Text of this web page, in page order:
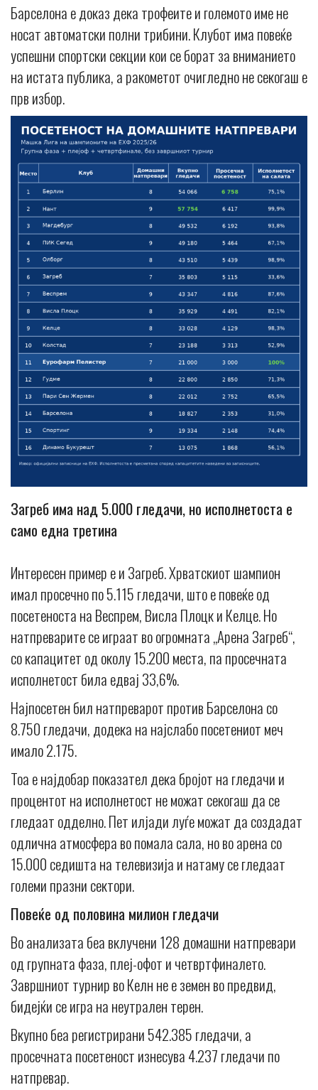
Барселона е доказ дека трофеите и големото име не
носат автоматски полни трибини. Клубот има повеќе
успешни спортски секции кои се борат за вниманието
на истата публика, а ракометот очигледно не секогаш е
прв избор.
Загреб има над 5.000 гледачи, но исполнетоста е
само една третина
Интересен пример е и Загреб. Хрватскиот шампион
имал просечно по 5.115 гледачи, што е повеќе од
посетеноста на Веспрем, Висла Плоцк и Келце. Но
натпреварите се играат во огромната „Арена Загреб“,
со капацитет од околу 15.200 места, па просечната
исполнетост била едвај 33,6%.
Најпосетен бил натпреварот против Барселона со
8.750 гледачи, додека на најслабо посетениот меч
имало 2.175.
Тоа е најдобар показател дека бројот на гледачи и
процентот на исполнетост не можат секогаш да се
гледаат одделно. Пет илјади луѓе можат да создадат
одлична атмосфера во помала сала, но во арена со
15.000 седишта на телевизија и натаму се гледаат
големи празни сектори.
Повеќе од половина милион гледачи
Во анализата беа вклучени 128 домашни натпревари
од групната фаза, плеј-офот и четвртфиналето.
Завршниот турнир во Келн не е земен во предвид,
бидејќи се игра на неутрален терен.
Вкупно беа регистрирани 542.385 гледачи, а
просечната посетеност изнесува 4.237 гледачи по
натпревар.